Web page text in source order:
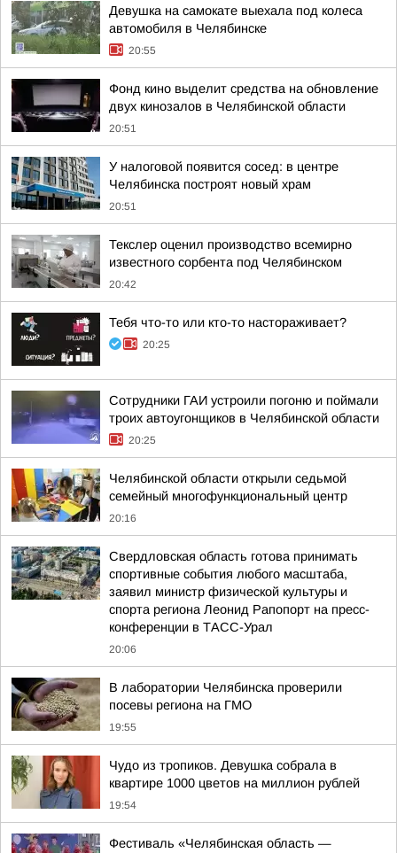
Девушка на самокате выехала под колеса
автомобиля в Челябинске
20:55
Фонд кино выделит средства на обновление
двух кинозалов в Челябинской области
20:51
У налоговой появится сосед: в центре
Челябинска построят новый храм
20:51
Текслер оценил производство всемирно
известного сорбента под Челябинском
20:42
Тебя что-то или кто-то настораживает?
20:25
Сотрудники ГАИ устроили погоню и поймали
троих автоугонщиков в Челябинской области
20:25
Челябинской области открыли седьмой
семейный многофункциональный центр
20:16
Свердловская область готова принимать
спортивные события любого масштаба,
заявил министр физической культуры и
спорта региона Леонид Рапопорт на пресс-
конференции в ТАСС-Урал
20:06
В лаборатории Челябинска проверили
посевы региона на ГМО
19:55
Чудо из тропиков. Девушка собрала в
квартире 1000 цветов на миллион рублей
19:54
Фестиваль «Челябинская область —